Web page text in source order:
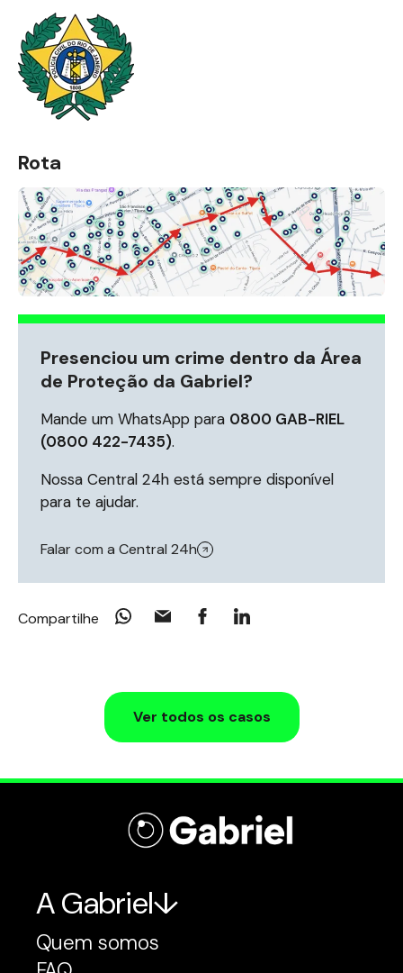
Rota
Presenciou um crime dentro da Área
de Proteção da Gabriel?
Mande um WhatsApp para 0800 GAB-RIEL
(0800 422-7435).
Nossa Central 24h está sempre disponível
para te ajudar.
Falar com a Central 24h
Compartilhe
Ver todos os casos
A Gabriel
Quem somos